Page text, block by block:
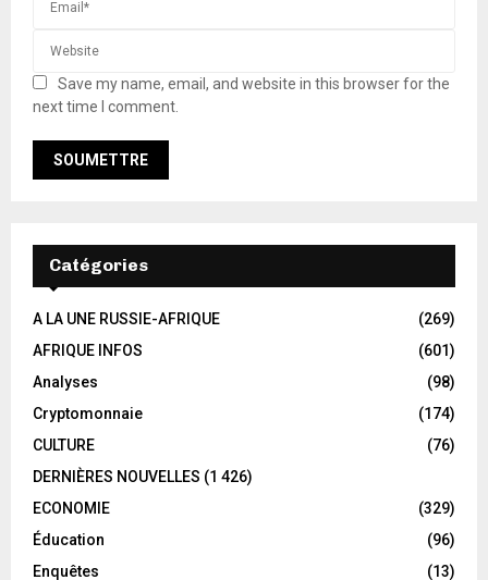
Save my name, email, and website in this browser for the
next time I comment.
Catégories
A LA UNE RUSSIE-AFRIQUE
(269)
AFRIQUE INFOS
(601)
Analyses
(98)
Cryptomonnaie
(174)
CULTURE
(76)
DERNIÈRES NOUVELLES (1 426)
ECONOMIE
(329)
Éducation
(96)
Enquêtes
(13)